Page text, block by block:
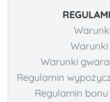
Warunki
Regulamin
Regulamin